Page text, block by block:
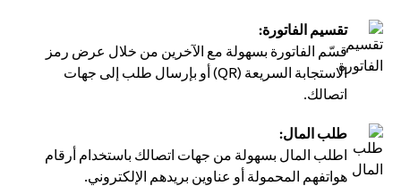
تقسيم الفاتورة:
قسّم الفاتورة بسهولة مع الآخرين من خلال عرض رمز
الاستجابة السريعة (QR) أو بإرسال طلب إلى جهات
اتصالك.
طلب المال:
اطلب المال بسهولة من جهات اتصالك باستخدام أرقام
هواتفهم المحمولة أو عناوين بريدهم الإلكتروني.